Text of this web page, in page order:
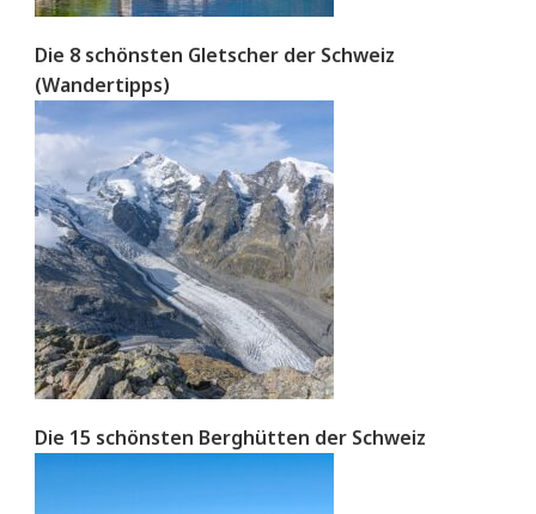
Die 8 schönsten Gletscher der Schweiz
(Wandertipps)
Die 15 schönsten Berghütten der Schweiz